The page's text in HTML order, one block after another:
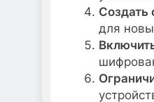
Создать
для